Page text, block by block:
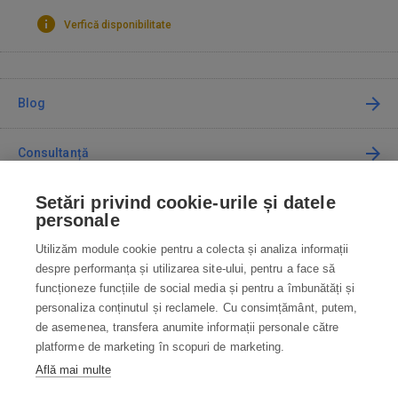
Verfică disponibilitate
Blog
Consultanță
Cum cumpăr
Contact
Contactați-ne
info@robotworld.ro
031 22 97 010
Setări privind cookie-urile și datele
personale
Utilizăm module cookie pentru a colecta și analiza informații
despre performanța și utilizarea site-ului, pentru a face să
funcționeze funcțiile de social media și pentru a îmbunătăți și
personaliza conținutul și reclamele. Cu consimțământ, putem,
de asemenea, transfera anumite informații personale către
platforme de marketing în scopuri de marketing.
Află mai multe